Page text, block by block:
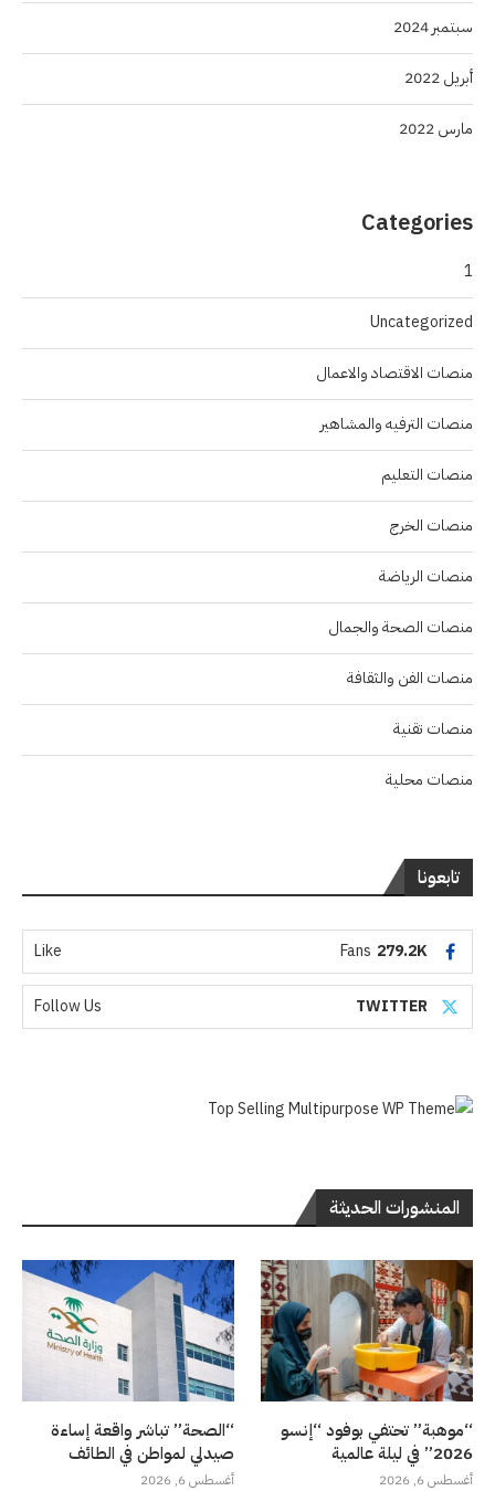
سبتمبر 2024
أبريل 2022
مارس 2022
Categories
1
Uncategorized
منصات الاقتصاد والاعمال
منصات الترفيه والمشاهير
منصات التعليم
منصات الخرج
منصات الرياضة
منصات الصحة والجمال
منصات الفن والثقافة
منصات تقنية
منصات محلية
تابعونا
279.2K
Fans
Like
TWITTER
Follow Us
المنشورات الحديثة
“موهبة” تحتفي بوفود “إنسو
2026” في ليلة عالمية
أغسطس 6, 2026
“الصحة” تباشر واقعة إساءة
صيدلي لمواطن في الطائف
أغسطس 6, 2026